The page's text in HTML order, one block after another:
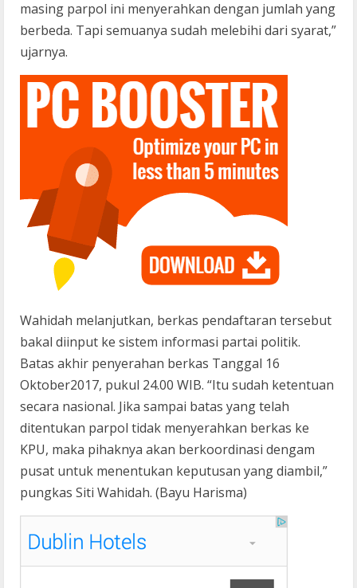
masing parpol ini menyerahkan dengan jumlah yang
berbeda. Tapi semuanya sudah melebihi dari syarat,”
ujarnya.
Wahidah melanjutkan, berkas pendaftaran tersebut
bakal diinput ke sistem informasi partai politik.
Batas akhir penyerahan berkas Tanggal 16
Oktober2017, pukul 24.00 WIB. “Itu sudah ketentuan
secara nasional. Jika sampai batas yang telah
ditentukan parpol tidak menyerahkan berkas ke
KPU, maka pihaknya akan berkoordinasi dengam
pusat untuk menentukan keputusan yang diambil,”
pungkas Siti Wahidah. (Bayu Harisma)